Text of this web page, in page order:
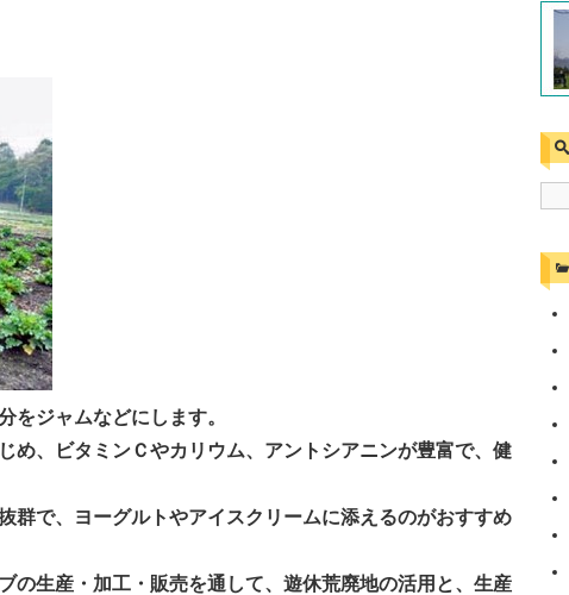
ジャムなどにします。
、ビタミンＣやカリウム、アントシアニンが豊富で、健
で、ヨーグルトやアイスクリームに添えるのがおすすめ
生産・加工・販売を通して、遊休荒廃地の活用と、生産